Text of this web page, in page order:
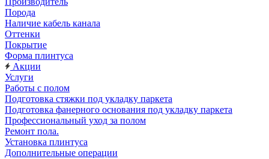
Порода
Наличие кабель канала
Оттенки
Покрытие
Форма плинтуса
Акции
Услуги
Работы с полом
Подготовка стяжки под укладку паркета
Подготовка фанерного основания под укладку паркета
Профессиональный уход за полом
Ремонт пола.
Установка плинтуса
Дополнительные операции